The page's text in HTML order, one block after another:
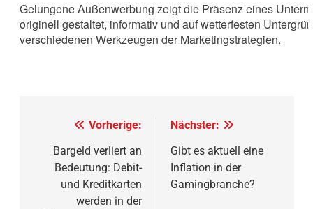
Gelungene Außenwerbung zeigt die Präsenz eines
originell gestaltet, informativ und auf wetterfesten
verschiedenen Werkzeugen der Marketingstrategien.
Beitragsnavigation
Vorherige:
Bargeld verliert an
Bedeutung: Debit-
und Kreditkarten
werden in der
Nächster:
Gibt es aktuell eine
Inflation in der
Gamingbranche?